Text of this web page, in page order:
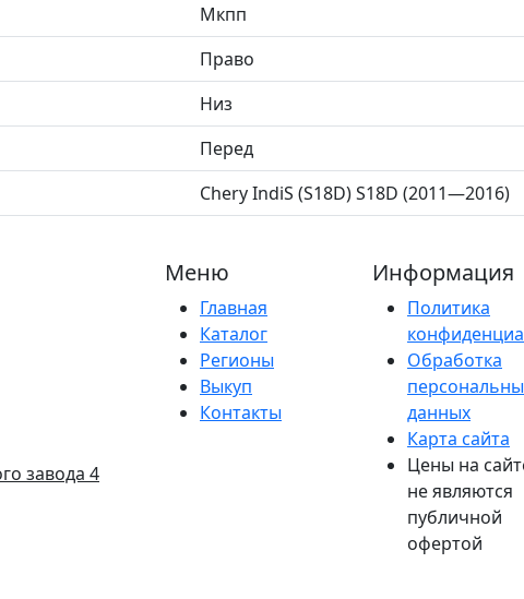
Мкпп
Право
Низ
Перед
Chery IndiS (S18D) S18D (2011—2016)
завода 4
Меню
Главная
Каталог
Регионы
Выкуп
Контакты
Информация
Политика
Обработка
данных
Карта сайта
Цены на
не являются
публичной
офертой